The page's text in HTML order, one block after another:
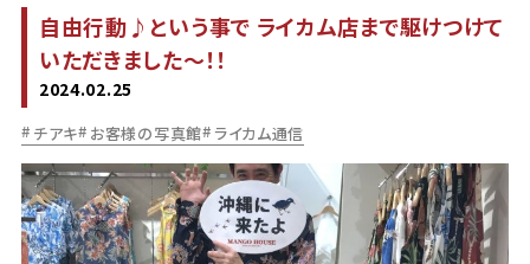
自由行動♪という事で ライカム店まで駆けつけて
いただきました～！！
2024.02.25
チアキ お客様の写真館 ライカム通信